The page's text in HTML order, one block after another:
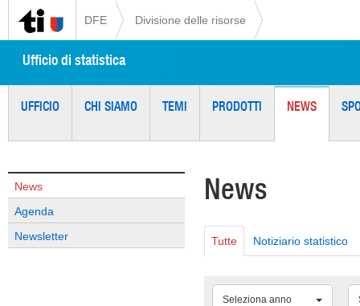
DFE Divisione delle risorse
Ufficio di statistica
UFFICIO CHI SIAMO TEMI PRODOTTI NEWS
News
Agenda
Newsletter
News
Tutte Notiziario statistico
Seleziona anno